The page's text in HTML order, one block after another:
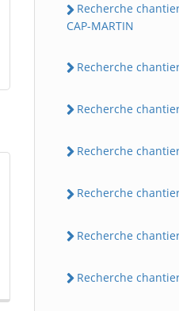
Recherche
CAP-MARTIN
Recherche
Recherche chantier
Recherche
Recherche
Recherche
Recherche